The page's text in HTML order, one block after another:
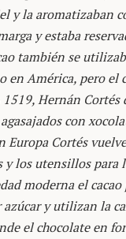
y la aromatizaban
y estaba
también se
en América, pero el
Hernán Cortés
con
Cortés
y los utensillos para
moderna el
y utilizan la
el chocolate en